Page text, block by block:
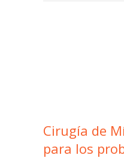
Cirugía de
para los